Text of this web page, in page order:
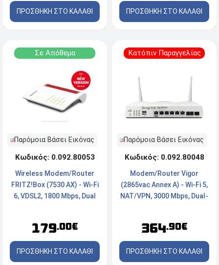
ΠΡΟΣΘΗΚΗ ΣΤΟ ΚΑΛΑΘΙ ΠΡΟΣΘΗΚΗ ΣΤΟ ΚΑΛΑΘΙ
Σε Απόθεμα
Παρόμοια Βάσει Εικόνας
Κωδικός: 0.092.80053
Wireless Modem/Router
FRITZ!Box (7530 AX) - Wi-Fi
6, VDSL2, 1800 Mbps, Dual
179.00€
ΠΡΟΣΘΗΚΗ ΣΤΟ ΚΑΛΑΘΙ
Κατόπιν Παραγγελίας
Παρόμοια Βάσει Εικόνας
Κωδικός: 0.092.80048
Modem/Router Vigor
(2865vac Annex A) - Wi-Fi 5,
NAT/VPN, 3000 Mbps, Dual-
364.90€
ΠΡΟΣΘΗΚΗ ΣΤΟ ΚΑΛΑΘΙ